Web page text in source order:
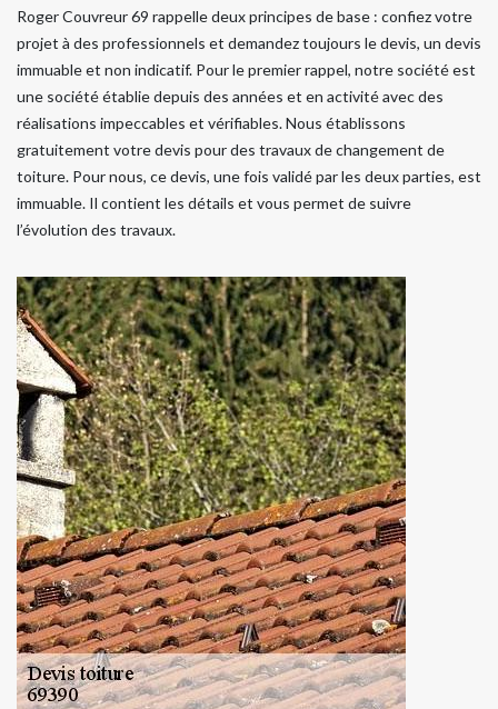
Roger Couvreur 69 rappelle deux principes de base : confiez votre
projet à des professionnels et demandez toujours le devis, un devis
immuable et non indicatif. Pour le premier rappel, notre société est
une société établie depuis des années et en activité avec des
réalisations impeccables et vérifiables. Nous établissons
gratuitement votre devis pour des travaux de changement de
toiture. Pour nous, ce devis, une fois validé par les deux parties, est
immuable. Il contient les détails et vous permet de suivre
l’évolution des travaux.